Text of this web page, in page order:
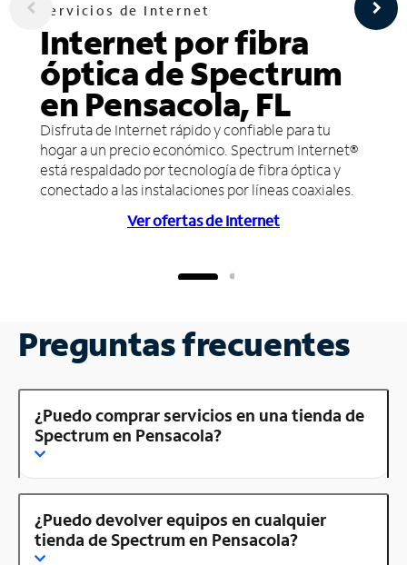
Servicios de Internet
Internet por fibra
óptica de Spectrum
en Pensacola, FL
Disfruta de Internet rápido y confiable para tu
hogar a un precio económico. Spectrum Internet®
está respaldado por tecnología de fibra óptica y
conectado a las instalaciones por líneas coaxiales.
Ver ofertas de Internet
Preguntas frecuentes
¿Puedo comprar servicios en una tienda de
Spectrum en Pensacola?
¿Puedo devolver equipos en cualquier
tienda de Spectrum en Pensacola?